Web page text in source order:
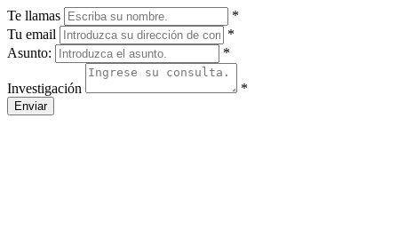
Te llamas
*
Tu email
*
Asunto:
*
Investigación *
Enviar